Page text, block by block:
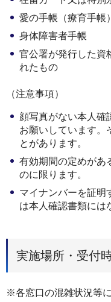
愛の手帳（療育手帳）
身体障害者手帳
官公署が発行した資
れたもの
（注意事項）
顔写真がない本人確
お願いしています。
とがあります。
有効期間の定めがあ
のに限ります。
マイナンバーを証明
は本人確認書類には
実施場所・受付
※各窓口の混雑状況等